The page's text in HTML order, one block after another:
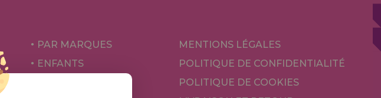
PAR MARQUES
ENFANTS
MENTIONS LÉGALES
POLITIQUE DE CONFIDENTIALITÉ
POLITIQUE DE COOKIES